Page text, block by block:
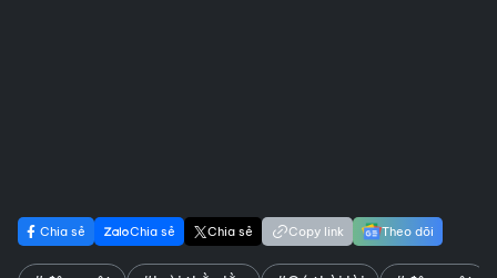
Chia sẻ Chia sẻ Chia sẻ Copy link Theo dõi